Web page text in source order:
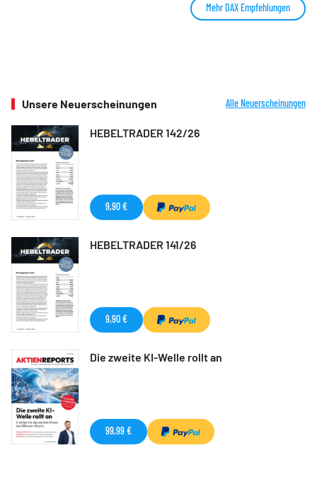
Mehr DAX Empfehlungen
Unsere Neuerscheinungen Alle Neuerscheinungen
HEBELTRADER 142/26
9,90 €
HEBELTRADER 141/26
9,90 €
Die zweite KI-Welle rollt an
99,99 €